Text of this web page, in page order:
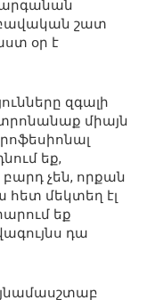
շատ
օր է
զգալի
միայն
եք,
չեն, որքան
հետ մեկտեղ էլ
եք
դա